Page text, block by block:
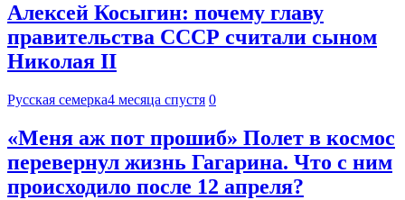
Алексей Косыгин: почему главу
правительства СССР считали сыном
Николая II
Русская семерка4 месяца спустя 0
«Меня аж пот прошиб» Полет в космос
перевернул жизнь Гагарина. Что с ним
происходило после 12 апреля?